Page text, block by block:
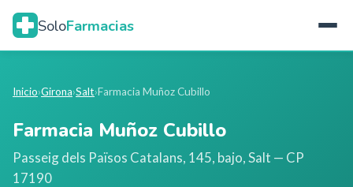
SoloFarmacias
Inicio›Girona›Salt›Farmacia Muñoz Cubillo
Farmacia Muñoz Cubillo
Passeig dels Països Catalans, 145, bajo,Salt — CP
17190